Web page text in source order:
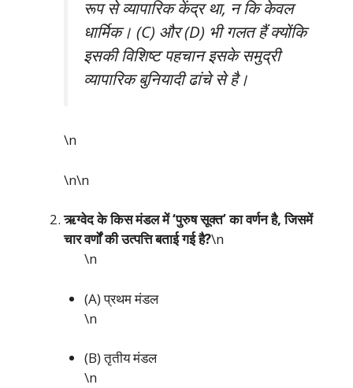
रूप से व्यापारिक केंद्र था, न कि केवल
धार्मिक। (C) और (D) भी गलत हैं क्योंकि
इसकी विशिष्ट पहचान इसके समुद्री
व्यापारिक बुनियादी ढांचे से है।
\n
\n\n
ऋग्वेद के किस मंडल में ‘पुरुष सूक्त’ का वर्णन है, जिसमें
चार वर्णों की उत्पत्ति बताई गई है?\n
\n
(A) प्रथम मंडल
\n
(B) तृतीय मंडल
\n